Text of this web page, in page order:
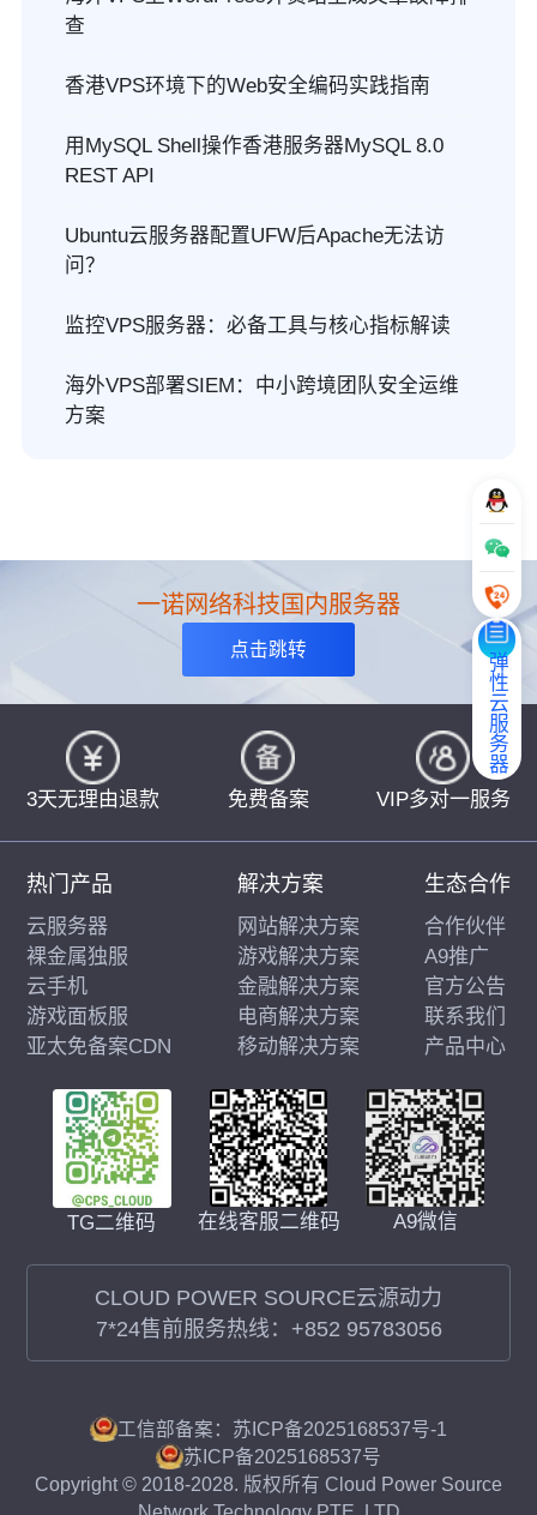
查
香港VPS环境下的Web安全编码实践指南
用MySQL Shell操作香港服务器MySQL 8.0
REST API
Ubuntu云服务器配置UFW后Apache无法访
问？
监控VPS服务器：必备工具与核心指标解读
海外VPS部署SIEM：中小跨境团队安全运维
方案
弹性云服务器
一诺网络科技国内服务器
点击跳转
3天无理由退款 免费备案 VIP多对一服务
TG二维码 在线客服二维码 A9微信
CLOUD POWER SOURCE云源动力
7*24售前服务热线： +852 95783056
热门产品
云服务器
裸金属独服
云手机
游戏面板服
亚太免备案CDN
解决方案
网站解决方案
游戏解决方案
金融解决方案
电商解决方案
移动解决方案
生态合作
合作伙伴
A9推广
官方公告
联系我们
产品中心
工信部备案：苏ICP备2025168537号-1
苏ICP备2025168537号
Copyright © 2018-2028. 版权所有 Cloud Power Source